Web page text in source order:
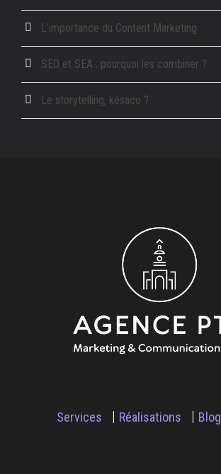
L’importance du Content Marketing
SEO et SEA : pourquoi les combiner ?
Le storytelling, késaco ?
Services Réalisations Blog